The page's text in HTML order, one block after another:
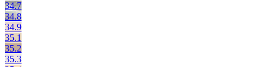
34.7
34.8
34.9
35.1
35.2
35.3